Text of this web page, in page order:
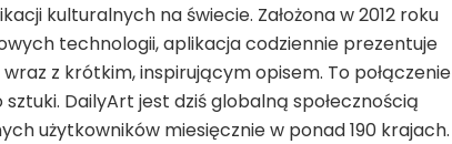
kulturalnych na świecie. Założona w 2012 roku
technologii, aplikacja codziennie prezentuje
z krótkim, inspirującym opisem. To połączenie
DailyArt jest dziś globalną społecznością
użytkowników miesięcznie w ponad 190 krajach.